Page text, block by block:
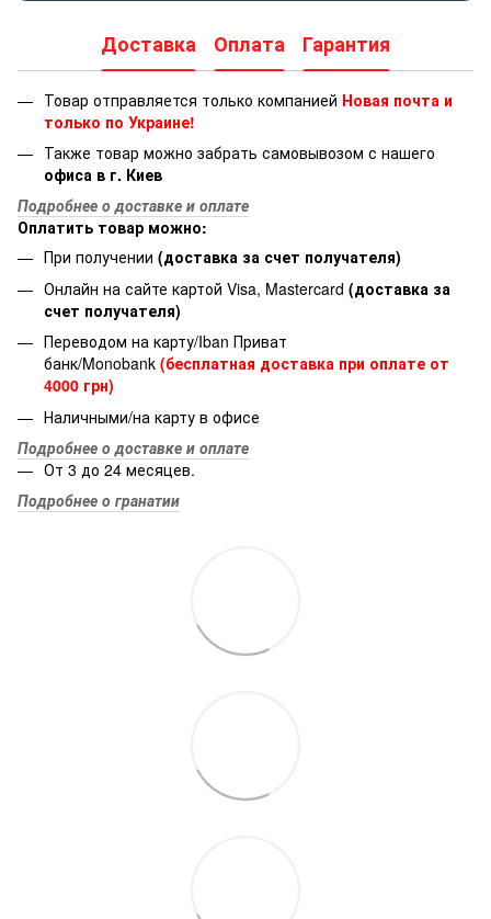
Доставка Оплата Гарантия
Товар отправляется только компанией Новая почта и
только по Украине!
Также товар можно забрать самовывозом с нашего
офиса в г. Киев
Подробнее о доставке и оплате
Оплатить товар можно:
При получении (доставка за счет получателя)
Онлайн на сайте картой Visa, Mastercard (доставка за
счет получателя)
Переводом на карту/Iban Приват
банк/Monobank (бесплатная доставка при оплате от
4000 грн)
Наличными/на карту в офисе
Подробнее о доставке и оплате
От 3 до 24 месяцев.
Подробнее о гранатии